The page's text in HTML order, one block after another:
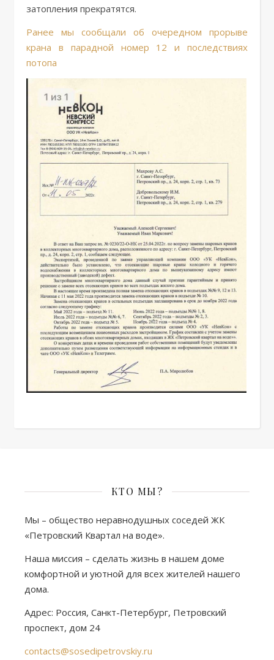
затопления прекратятся.
Ранее мы сообщали об очередном прорыве
крана в парадной номер 12 и последствиях
потопа
КТО МЫ?
Мы – общество неравнодушных соседей ЖК
«Петровский Квартал на воде».
Наша миссия – сделать жизнь в нашем доме
комфортной и уютной для всех жителей нашего
дома.
Адрес: Россия, Санкт-Петербург, Петровский
проспект, дом 24
contacts@sosedipetrovskiy.ru